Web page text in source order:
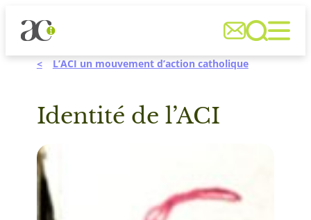

L’ACI un mouvement d’action catholique
Identité de l’ACI